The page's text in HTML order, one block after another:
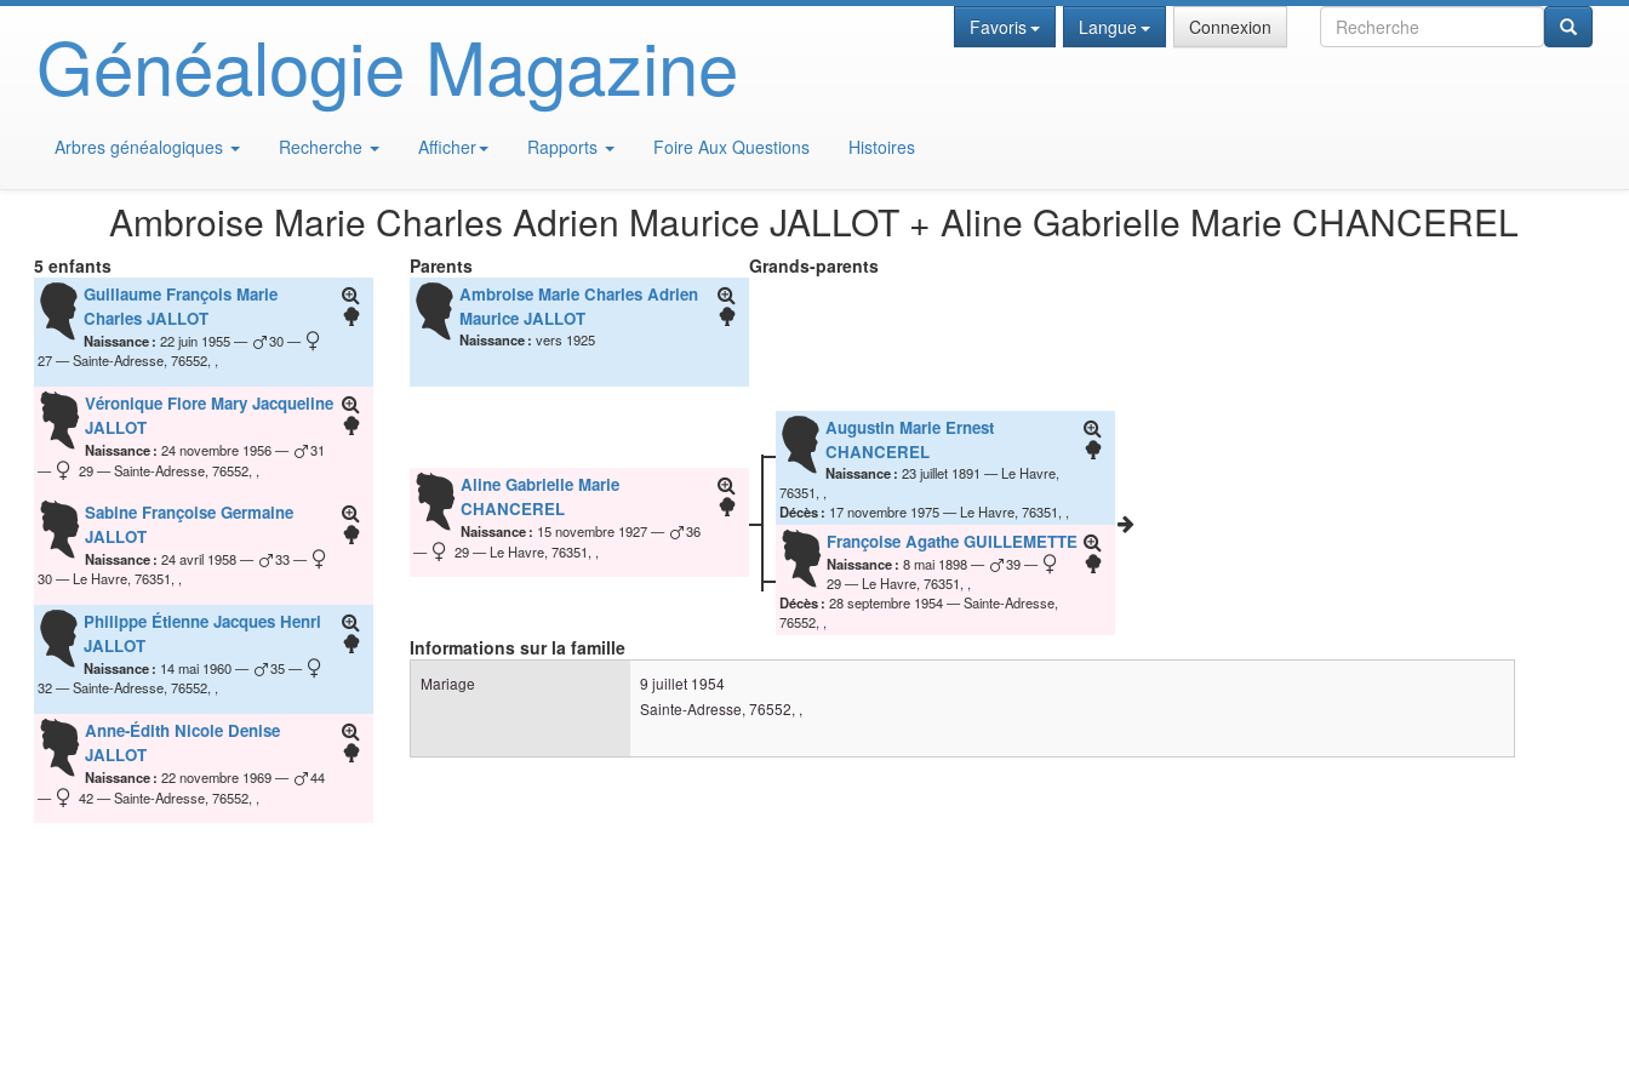
Généalogie Magazine Recherche
Favoris Langue Connexion
Arbres généalogiques Recherche Afficher Rapports Foire Aux Questions Histoires
Ambroise Marie Charles Adrien Maurice JALLOT +Aline Gabrielle Marie CHANCEREL
5 enfants
Guillaume François Marie
Charles JALLOT
Naissance : 22 juin 1955
30
27
Sainte-Adresse, 76552, ,
Véronique Flore Mary Jacqueline
JALLOT
Naissance : 24 novembre 1956
31
29
Sainte-Adresse, 76552, ,
Sabine Françoise Germaine
JALLOT
Naissance : 24 avril 1958
33
30
Le Havre, 76351, ,
Philippe Étienne Jacques Henri
JALLOT
Naissance : 14 mai 1960
35
32
Sainte-Adresse, 76552, ,
Anne-Édith Nicole Denise
JALLOT
Naissance : 22 novembre 1969
44
42
Sainte-Adresse, 76552, ,
Parents Grands-parents
Ambroise Marie Charles Adrien
Maurice JALLOT
Naissance : vers 1925
Aline Gabrielle Marie
CHANCEREL
Naissance : 15 novembre 1927
36
29
Le Havre, 76351, ,
Augustin Marie Ernest
CHANCEREL
Naissance : 23 juillet 1891
Le Havre,
76351, ,
Décès : 17 novembre 1975 Le Havre, 76351, ,
Françoise Agathe GUILLEMETTE
Naissance : 8 mai 1898
39
29
Le Havre, 76351, ,
Décès : 28 septembre 1954
Sainte-Adresse,
76552, ,
Informations sur la famille
Mariage
9 juillet 1954
Sainte-Adresse, 76552, ,